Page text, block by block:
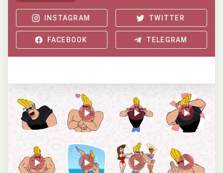
INSTAGRAM TWITTER
FACEBOOK TELEGRAM